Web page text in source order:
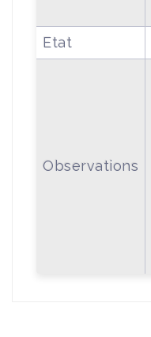
Etat
Observations